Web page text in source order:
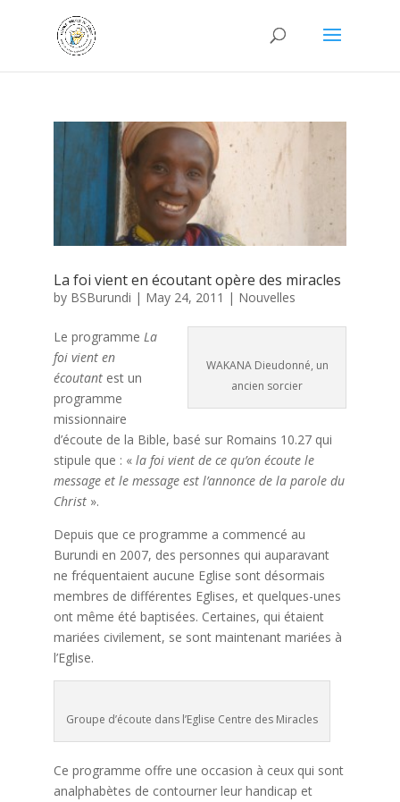
La foi vient en écoutant opère des miracles
by BSBurundi | May 24, 2011 | Nouvelles
WAKANA Dieudonné, un
ancien sorcier
Le programme La
foi vient en
écoutantest un
programme
missionnaire
d’écoute de la Bible, basé sur Romains 10.27 qui
stipule que : « la foi vient de ce qu’on écoute le
message et le message est l’annonce de la parole du
Christ ».
Depuis que ce programme a commencé au
Burundi en 2007, des personnes qui auparavant
ne fréquentaient aucune Eglise sont désormais
membres de différentes Eglises, et quelques-unes
ont même été baptisées. Certaines, qui étaient
mariées civilement, se sont maintenant mariées à
l’Eglise.
Groupe d’écoute dans l’Eglise Centre des Miracles
Ce programme offre une occasion à ceux qui sont
analphabètes de contourner leur handicap et